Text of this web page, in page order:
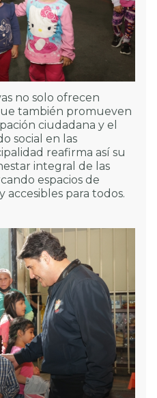
no solo ofrecen
también promueven
ciudadana y el
social en las
reafirma así su
integral de las
espacios de
accesibles para todos.